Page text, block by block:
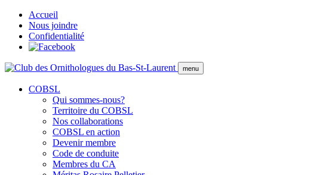
Accueil
Nous joindre
Confidentialité
menu
COBSL
Qui sommes-nous?
Territoire du COBSL
Nos collaborations
COBSL en action
Devenir membre
Code de conduite
Membres du CA